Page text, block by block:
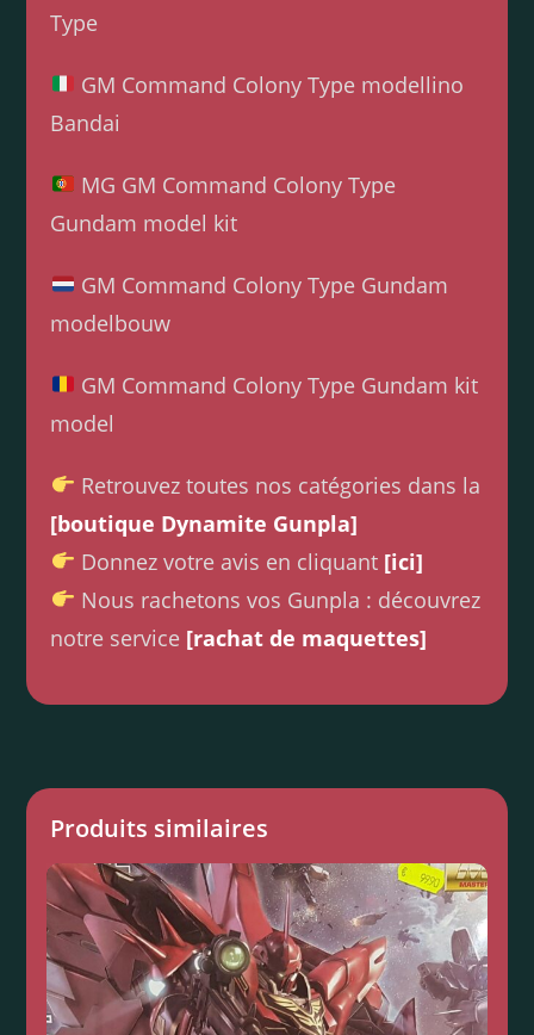
Type
GM Command Colony Type modellino
Bandai
MG GM Command Colony Type
Gundam model kit
GM Command Colony Type Gundam
modelbouw
GM Command Colony Type Gundam kit
model
Retrouvez toutes nos catégories dans la
[boutique Dynamite Gunpla]
Donnez votre avis en cliquant [ici]
Nous rachetons vos Gunpla : découvrez
notre service [rachat de maquettes]
Produits similaires